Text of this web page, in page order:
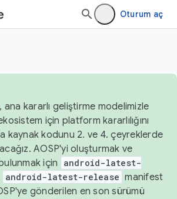
Oturum aç
kararlı geliştirme modelimizle
için platform kararlılığını
kaynak kodunu 2. ve 4. çeyreklerde
AOSP'yi oluşturmak ve
için
android-latest-
android-latest-release manifest
gönderilen en son sürümü